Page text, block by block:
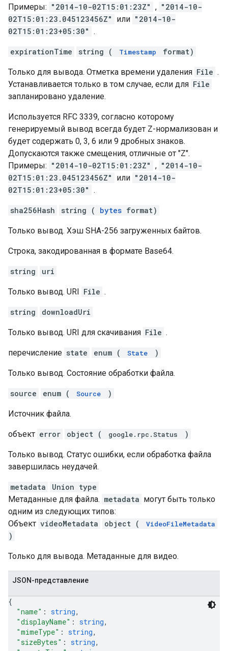
Примеры: "2014-10-02T15:01:23Z" , "2014-10-
02T15:01:23.045123456Z"
или "2014-10-
02T15:01:23+05:30" .
expirationTime string ( Timestamp format)
Только для вывода. Отметка времени удаления File .
Устанавливается только в том случае, если для File
запланировано удаление.
Используется RFC 3339, согласно которому
генерируемый вывод всегда будет Z-нормализован и
будет содержать 0, 3, 6 или 9 дробных знаков.
Допускаются также смещения, отличные от "Z".
Примеры: "2014-10-02T15:01:23Z" , "2014-10-
02T15:01:23.045123456Z"
или "2014-10-
02T15:01:23+05:30" .
sha256Hash string ( bytes format)
Только вывод. Хэш SHA-256 загруженных байтов.
Строка, закодированная в формате Base64.
string uri
Только вывод. URI File .
string downloadUri
Только вывод. URI для скачивания File .
перечисление state enum ( State )
Только вывод. Состояние обработки файла.
source enum ( Source )
Источник файла.
объект error object ( google.rpc.Status )
Только вывод. Статус ошибки, если обработка файла
завершилась неудачей.
metadata
Union type
Метаданные для файла. metadata могут быть только
одним из следующих типов:
Объект videoMetadata object ( VideoFileMetadata
)
Только для вывода. Метаданные для видео.
JSON-представление
{
"name" : string,
"displayName" : string,
"mimeType" : string,
"sizeBytes" : string,